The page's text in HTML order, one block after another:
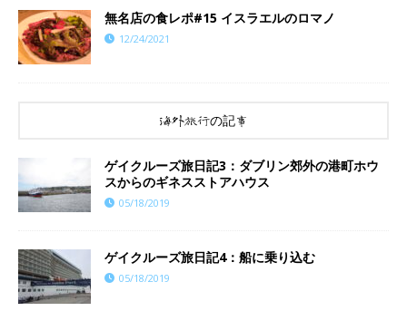
​​無名店の食レポ#15 イスラエルのロマノ
12/24/2021
海外旅行の記事
ゲイクルーズ旅日記3：ダブリン郊外の港町ホウ
スからのギネスストアハウス
05/18/2019
ゲイクルーズ旅日記4：船に乗り込む
05/18/2019